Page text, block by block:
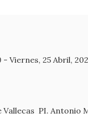
- Viernes, 25 Abril,
PI. Antonio